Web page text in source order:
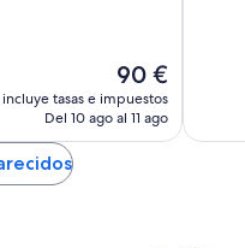
El
precio
actual
90 €
incluye tasas e impuestos
Del 10 ago al 11 ago